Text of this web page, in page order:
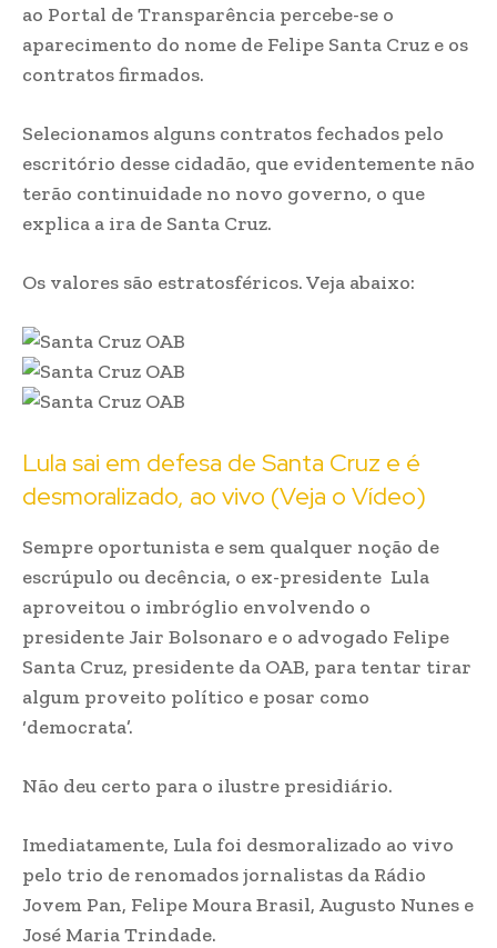
ao Portal de Transparência percebe-se o
aparecimento do nome de Felipe Santa Cruz e os
contratos firmados.
Selecionamos alguns contratos fechados pelo
escritório desse cidadão, que evidentemente não
terão continuidade no novo governo, o que
explica a ira de Santa Cruz.
Os valores são estratosféricos. Veja abaixo:
Lula sai em defesa de Santa Cruz e é
desmoralizado, ao vivo (Veja o Vídeo)
Sempre oportunista e sem qualquer noção de
escrúpulo ou decência, o ex-presidente Lula
aproveitou o imbróglio envolvendo o
presidente Jair Bolsonaro e o advogado Felipe
Santa Cruz, presidente da OAB, para tentar tirar
algum proveito político e posar como
‘democrata’.
Não deu certo para o ilustre presidiário.
Imediatamente, Lula foi desmoralizado ao vivo
pelo trio de renomados jornalistas da Rádio
Jovem Pan, Felipe Moura Brasil, Augusto Nunes e
José Maria Trindade.